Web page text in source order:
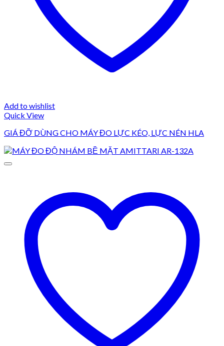
Add to wishlist
Quick View
GIÁ ĐỠ DÙNG CHO MÁY ĐO LỰC KÉO, LỰC NÉN HLA